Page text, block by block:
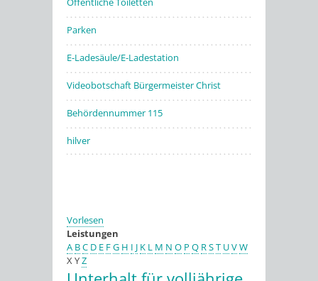
Parken
E-Ladesäule/E-Ladestation
Videobotschaft Bürgermeister Christ
Behördennummer 115
hilver
Vorlesen
Leistungen
A BC D E FG H I J K L M N O P Q RST UVW
XYZ